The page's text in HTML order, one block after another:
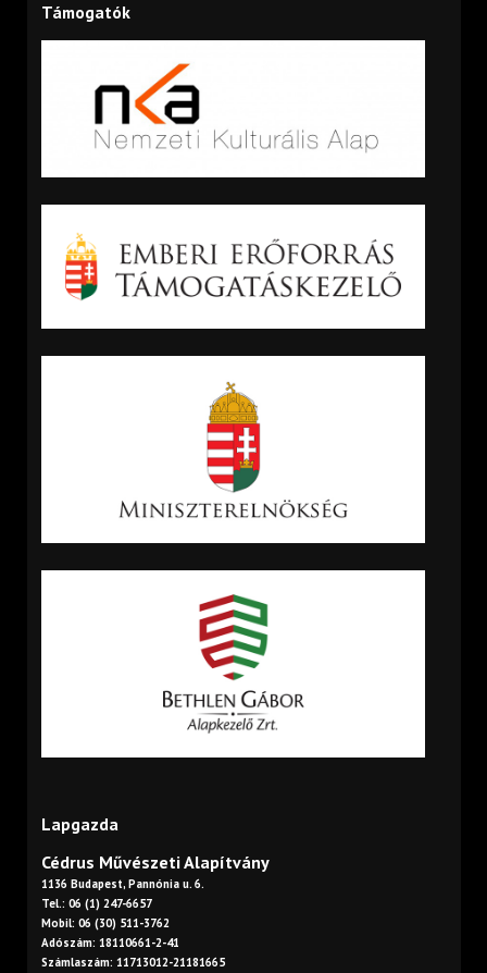
Támogatók
Lapgazda
Cédrus Művészeti Alapítvány
1136 Budapest, Pannónia u. 6.
Tel.: 06 (1) 247-6657
Mobil: 06 (30) 511-3762
Adószám: 18110661-2-41
Számlaszám: 11713012-21181665